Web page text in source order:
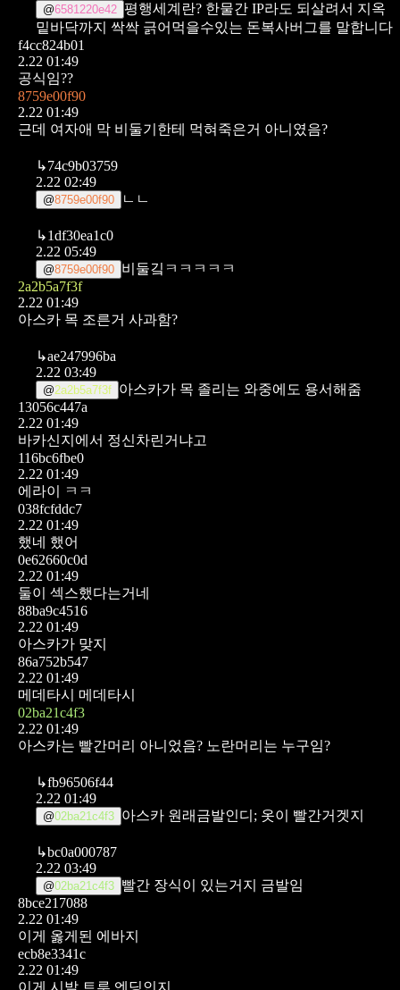
@6581220e42 평행세계란? 한물간 IP라도 되살려서 지옥
밑바닥까지 싹싹 긁어먹을수있는 돈복사버그를 말합니다
f4cc824b01
2.22 01:49
공식임??
8759e00f90
2.22 01:49
근데 여자애 막 비둘기한테 먹혀죽은거 아니였음?
↳74c9b03759
2.22 02:49
@8759e00f90 ㄴㄴ
↳1df30ea1c0
2.22 05:49
@8759e00f90 비둘깈ㅋㅋㅋㅋㅋ
2a2b5a7f3f
2.22 01:49
아스카 목 조른거 사과함?
↳ae247996ba
2.22 03:49
@2a2b5a7f3f 아스카가 목 졸리는 와중에도 용서해줌
13056c447a
2.22 01:49
바카신지에서 정신차린거냐고
116bc6fbe0
2.22 01:49
에라이 ㅋㅋ
038fcfddc7
2.22 01:49
했네 했어
0e62660c0d
2.22 01:49
둘이 섹스했다는거네
88ba9c4516
2.22 01:49
아스카가 맞지
86a752b547
2.22 01:49
메데타시 메데타시
02ba21c4f3
2.22 01:49
아스카는 빨간머리 아니었음? 노란머리는 누구임?
↳fb96506f44
2.22 01:49
@02ba21c4f3 아스카 원래금발인디; 옷이 빨간거겟지
↳bc0a000787
2.22 03:49
@02ba21c4f3 빨간 장식이 있는거지 금발임
8bce217088
2.22 01:49
이게 옳게된 에바지
ecb8e3341c
2.22 01:49
이게 시발 트루 엔딩인지